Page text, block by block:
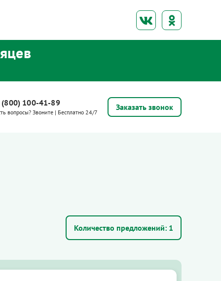
(800) 100-41-89
вопросы? Звоните | Бесплатно 24/7
Заказать звонок
Количество предложений: 1